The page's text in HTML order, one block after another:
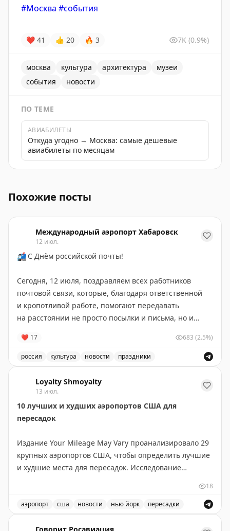
#Москва #события
❤ 41 👍 20 🔥 3 7K (0.9%)
москва культура архитектура
музеи
события
новости
ПО ТЕМЕ
АВИАБИЛЕТЫ
Откуда угодно → Москва: самые дешевые
авиабилеты по месяцам
Похожие посты
Международный аэропорт Хабаровск
12 июл.
📬С Днём российской почты!
Сегодня, 12 июля, поздравляем всех работников
почтовой связи, которые, благодаря ответственной
и кропотливой работе, помогают передавать
на расстоянии не просто посылки и письма, но и
в этих посланиях
Желаем крепкого здоровья, стабильной
бесперебойной работы💛
📸 Андрей Лавринович
❤ 17 683 (2.5%)
россия культура новости праздники
Loyalty Shmoyalty
13 июл.
10 лучших и худших аэропортов США для
пересадок
Издание Your Mileage May Vary проанализировало 29
крупных аэропортов США, чтобы определить лучшие
и худшие места для пересадок. Исследование
ТОП-10 для частых летающих: Хьюстон (IAH),
18
аэропорт сша новости нью йорк пересадки